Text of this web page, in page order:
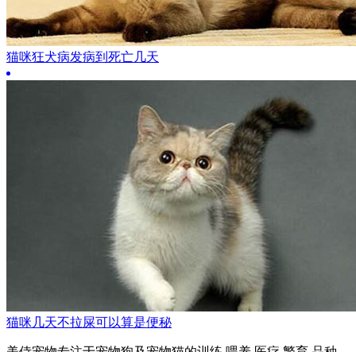
猫咪狂犬病发病到死亡几天
猫咪几天不拉屎可以算是便秘